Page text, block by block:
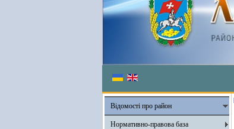
Відомості про район
Нормативно-правова база